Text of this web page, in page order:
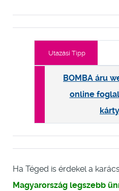
Utazási Tipp
BOMBA áru
online
Ha Téged is érdekel a
Magyarország legszebb